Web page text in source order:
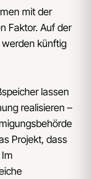
mit der
Faktor. Auf der
werden künftig
lassen
realisieren –
Projekt, dass